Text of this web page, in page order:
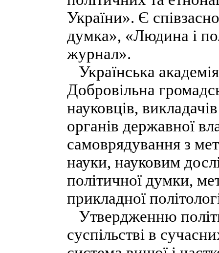
України». Є
думка», «Людина і
журнал».
Українська
Добровільна
науковців,
органів державної
самоврядування з
науки, науковим
політичної думки,
прикладної
Утвердженню
суспільстві в